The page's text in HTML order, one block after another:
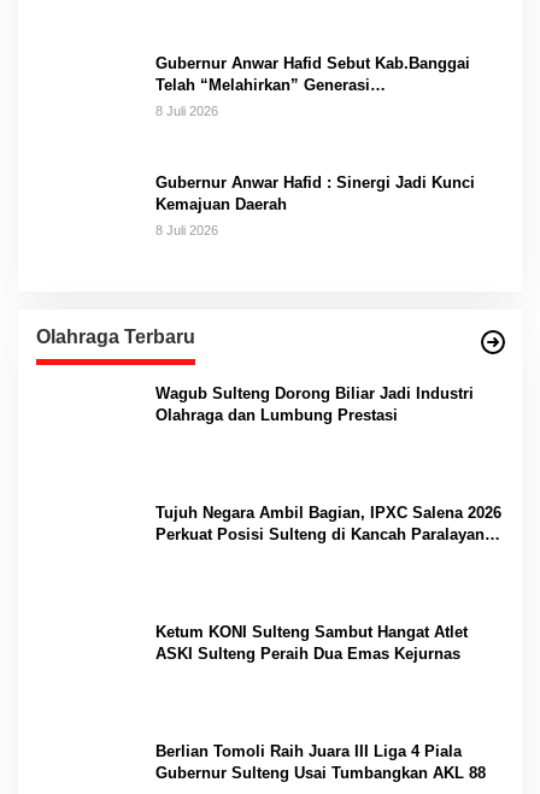
Gubernur Anwar Hafid Sebut Kab.Banggai
Telah “Melahirkan” Generasi…
8 Juli 2026
Gubernur Anwar Hafid : Sinergi Jadi Kunci
Kemajuan Daerah
8 Juli 2026
Olahraga Terbaru
Wagub Sulteng Dorong Biliar Jadi Industri
Olahraga dan Lumbung Prestasi
Tujuh Negara Ambil Bagian, IPXC Salena 2026
Perkuat Posisi Sulteng di Kancah Paralayang
Ketum KONI Sulteng Sambut Hangat Atlet
ASKI Sulteng Peraih Dua Emas Kejurnas
Berlian Tomoli Raih Juara III Liga 4 Piala
Gubernur Sulteng Usai Tumbangkan AKL 88